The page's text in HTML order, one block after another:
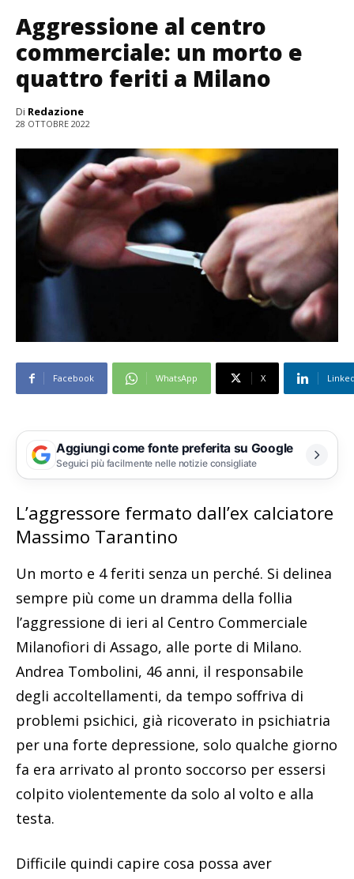
Aggressione al centro
commerciale: un morto e
quattro feriti a Milano
Di Redazione
28 OTTOBRE 2022
Facebook WhatsApp X
Aggiungi come fonte preferita su Google
Seguici più facilmente nelle notizie consigliate
L’aggressore fermato dall’ex calciatore
Massimo Tarantino
Un morto e 4 feriti senza un perché. Si delinea
sempre più come un dramma della follia
l’aggressione di ieri al Centro Commerciale
Milanofiori di Assago, alle porte di Milano.
Andrea Tombolini, 46 anni, il responsabile
degli accoltellamenti, da tempo soffriva di
problemi psichici, già ricoverato in psichiatria
per una forte depressione, solo qualche giorno
fa era arrivato al pronto soccorso per essersi
colpito violentemente da solo al volto e alla
testa.
Difficile quindi capire cosa possa aver